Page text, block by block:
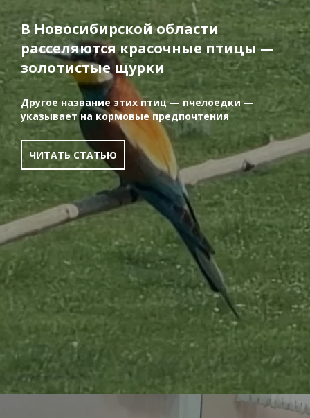
В Новосибирской области
расселяются красочные птицы —
золотистые щурки
Другое название этих птиц — пчелоедки —
указывает на кормовые предпочтения
ЧИТАТЬ СТАТЬЮ